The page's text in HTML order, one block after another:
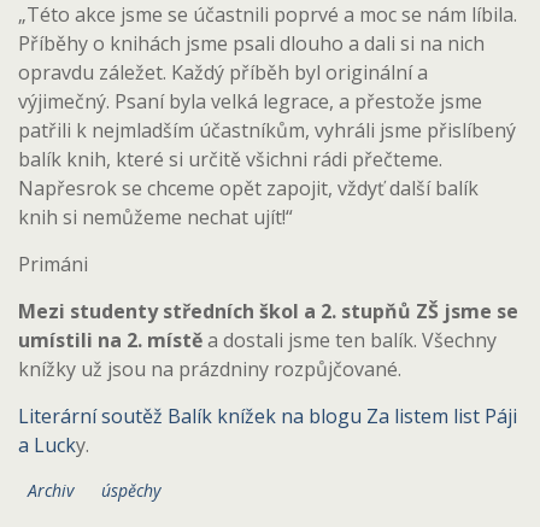
„Této akce jsme se účastnili poprvé a moc se nám líbila.
Příběhy o knihách jsme psali dlouho a dali si na nich
opravdu záležet. Každý příběh byl originální a
výjimečný. Psaní byla velká legrace, a přestože jsme
patřili k nejmladším účastníkům, vyhráli jsme přislíbený
balík knih, které si určitě všichni rádi přečteme.
Napřesrok se chceme opět zapojit, vždyť další balík
knih si nemůžeme nechat ujít!“
Primáni
Mezi studenty středních škol a 2. stupňů ZŠ jsme se
umístili na 2. místěa dostali jsme ten balík. Všechny
knížky už jsou na prázdniny rozpůjčované.
Literární soutěž Balík knížek na blogu Za listem list Páji
a Lucky.
Archiv úspěchy